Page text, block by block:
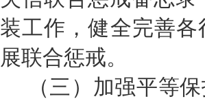
装工作，健全完善各
展联合惩戒。
（三） 加强平等